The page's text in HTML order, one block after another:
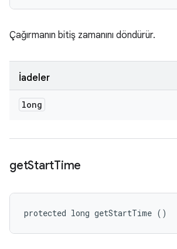
Çağırmanın bitiş zamanını döndürür.
İadeler
long
getStartTime
protected long getStartTime ()